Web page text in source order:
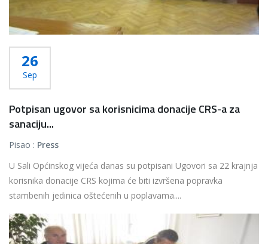
26
Sep
Potpisan ugovor sa korisnicima donacije CRS-a za
sanaciju...
Pisao : Press
U Sali Općinskog vijeća danas su potpisani Ugovori sa 22 krajnja
korisnika donacije CRS kojima će biti izvršena popravka
stambenih jedinica oštećenih u poplavama....
Više...